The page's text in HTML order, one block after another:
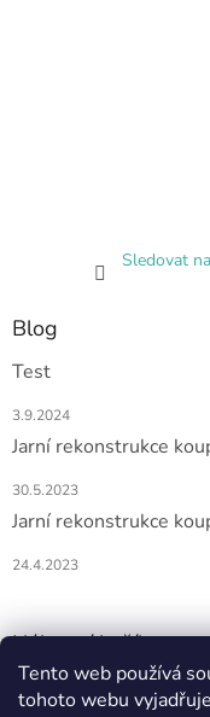
Tento web používá
tohoto webu
Sledovat
Blog
Test
3.9.2024
Jarní rekonstrukce
30.5.2023
Jarní rekonstrukce
24.4.2023
Nákupní košík